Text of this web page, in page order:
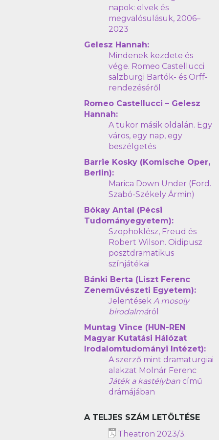
napok: elvek és
megvalósulásuk, 2006–
2023
Gelesz Hannah:
Mindenek kezdete és
vége. Romeo Castellucci
salzburgi Bartók- és Orff-
rendezéséről
Romeo Castellucci – Gelesz
Hannah:
A tükör másik oldalán. Egy
város, egy nap, egy
beszélgetés
Barrie Kosky (Komische Oper,
Berlin):
Marica Down Under (Ford.
Szabó-Székely Ármin)
Bókay Antal (Pécsi
Tudományegyetem):
Szophoklész, Freud és
Robert Wilson. Oidipusz
posztdramatikus
színjátékai
Bánki Berta (Liszt Ferenc
Zeneművészeti Egyetem):
JelentésekA mosoly
birodalmáról
Muntag Vince (HUN-REN
Magyar Kutatási Hálózat
Irodalomtudományi Intézet):
A szerző mint dramaturgiai
alakzat Molnár Ferenc
Játék a kastélyban című
drámájában
A TELJES SZÁM LETÖLTÉSE
Theatron 2023/3.